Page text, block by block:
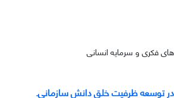
فکری و سرمایه انسانی
توسعه ظرفیت خلق دانش سازمانی.